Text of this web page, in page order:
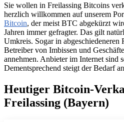
Sie wollen in Freilassing Bitcoins
herzlich willkommen auf unserem
Bitcoin, der meist BTC abgekürzt
Jahren immer gefragter. Das gilt
Umkreis. Sogar in abgeschiedeneren
Betreiber von Imbissen und
annehmen. Anbieter im Internet sind
Dementsprechend steigt der Bedarf
Heutiger Bitcoin-
Freilassing (Bayern)